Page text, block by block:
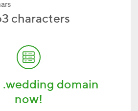
characters
.wedding domain
now!